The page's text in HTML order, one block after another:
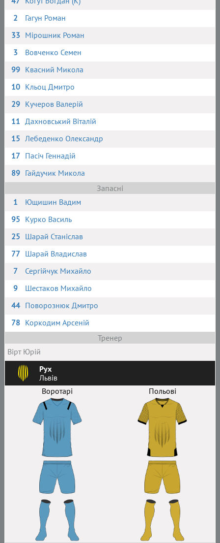
2
Гагун Роман
33 Мірошник Роман
3
Вовченко Семен
99 Квасний Микола
10 Кльоц Дмитро
29 Кучеров Валерій
11 Дахновський Віталій
15 Лебеденко Олександр
17 Пасіч Геннадій
89 Гайдучик Микола
Запасні
1
Ющишин Вадим
95 Курко Василь
25 Шарай Станіслав
77 Шарай Владислав
7
Сергійчук Михайло
9
Шестаков Михайло
44 Поворознюк Дмитро
78 Коркодим Арсеній
Тренер
Вірт Юрій
Рух
Львів
Воротарі
Польові